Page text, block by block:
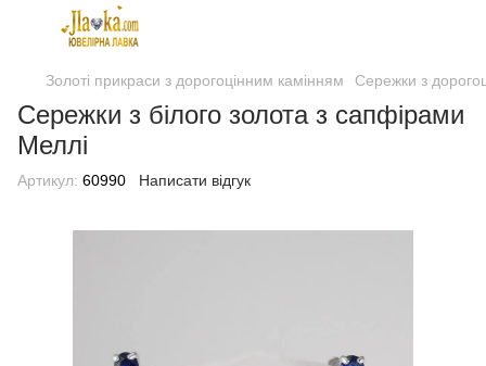
Золоті прикраси з дорогоцінним камінням Сережки з
Сережки з білого золота з сапфірами
Меллі
Артикул: 60990 Написати відгук